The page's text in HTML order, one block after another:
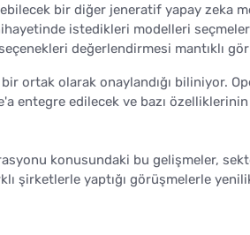
bir diğer jeneratif yapay zeka
istedikleri modelleri
değerlendirmesi mantıklı
ortak olarak onaylandığı biliniyor.
entegre edilecek ve bazı
konusundaki bu gelişmeler,
şirketlerle yaptığı görüşmelerle